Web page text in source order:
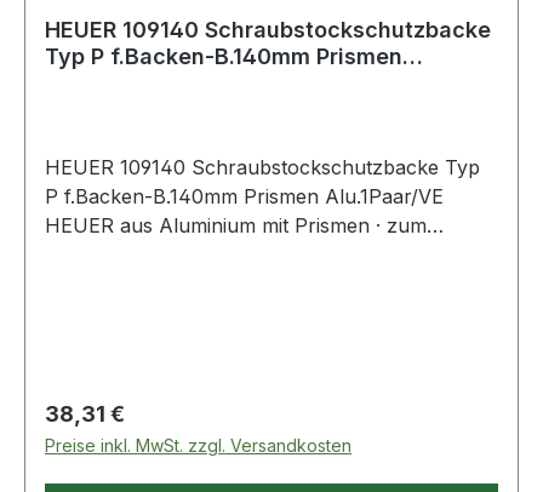
HEUER 109140 Schraubstockschutzbacke
Typ P f.Backen-B.140mm Prismen
HEUER 109140 Schraubstockschutzbacke Typ
P f.Backen-B.140mm Prismen Alu.1Paar/VE
HEUER aus Aluminium mit Prismen · zum
Regulärer Preis:
38,31 €
Preise inkl. MwSt. zzgl. Versandkosten